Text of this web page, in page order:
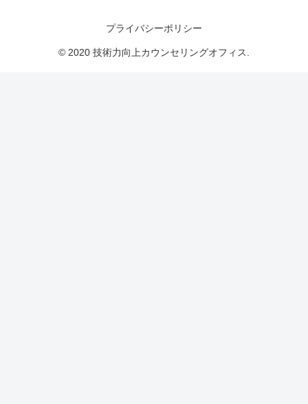
プライバシーポリシー
© 2020 技術力向上カウンセリングオフィス.